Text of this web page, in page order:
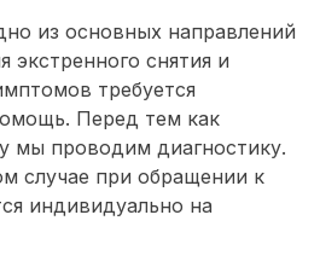
из основных направлений
экстренного снятия и
требуется
Перед тем как
мы проводим диагностику.
случае при обращении к
индивидуально на